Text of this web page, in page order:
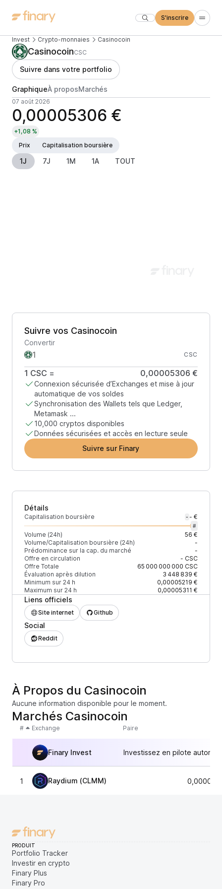
S'inscrire
Invest Crypto-monnaies Casinocoin
CasinocoinCSC
Suivre dans votre portfolio
GraphiqueÀ proposMarchés
07 août 2026
0,00005306 €
+1,08 %
Prix
Capitalisation boursière
1J 7J 1M 1A TOUT
Suivre vos Casinocoin
Convertir
CSC
1 CSC = 0,00005306 €
Connexion sécurisée d’Exchanges et mise à jour
automatique de vos soldes
Synchronisation des Wallets tels que Ledger,
Metamask ...
10,000 cryptos disponibles
Données sécurisées et accès en lecture seule
Suivre sur Finary
Détails
Capitalisation boursière - - €
#
Volume (24h)
56 €
Volume/Capitalisation boursière (24h)
-
Prédominance sur la cap. du marché
-
Offre en circulation
- CSC
Offre Totale
65 000 000 000 CSC
Évaluation après dilution
3 448 839 €
Minimum sur 24 h
0,00005219 €
Maximum sur 24 h
0,00005311 €
Liens officiels
Site internet Github
Social
Reddit
À Propos du Casinocoin
Aucune information disponible pour le moment.
Marchés Casinocoin
# Exchange Paire
Finary Invest Investissez en pilote
1 Raydium (CLMM)
PRODUIT
Portfolio Tracker
Investir en crypto
Finary Plus
Finary Pro